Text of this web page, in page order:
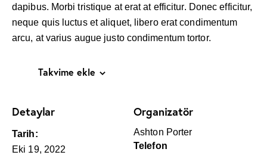
dapibus. Morbi tristique at erat at efficitur. Donec efficitur,
neque quis luctus et aliquet, libero erat condimentum
arcu, at varius augue justo condimentum tortor.
Takvime ekle
Detaylar
Tarih:
Eki 19, 2022
Organizatör
Ashton Porter
Telefon